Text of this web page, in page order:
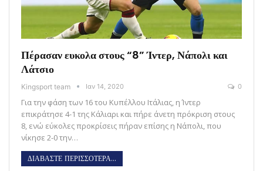
Πέρασαν ευκολα στους “8” Ίντερ, Νάπολι και
Λάτσιο
Kingsport team Ιαν 14, 2020 0
Για την φάση των 16 του Κυπέλλου Ιτάλιας, η Ίντερ
επικράτησε 4-1 της Κάλιαρι και πήρε άνετη πρόκριση στους
8, ενώ εύκολες προκρίσεις πήραν επίσης η Νάπολι, που
νίκησε 2-0 την…
ΔΙΑΒΑΣΤΕ ΠΕΡΙΣΣΟΤΕΡΑ...